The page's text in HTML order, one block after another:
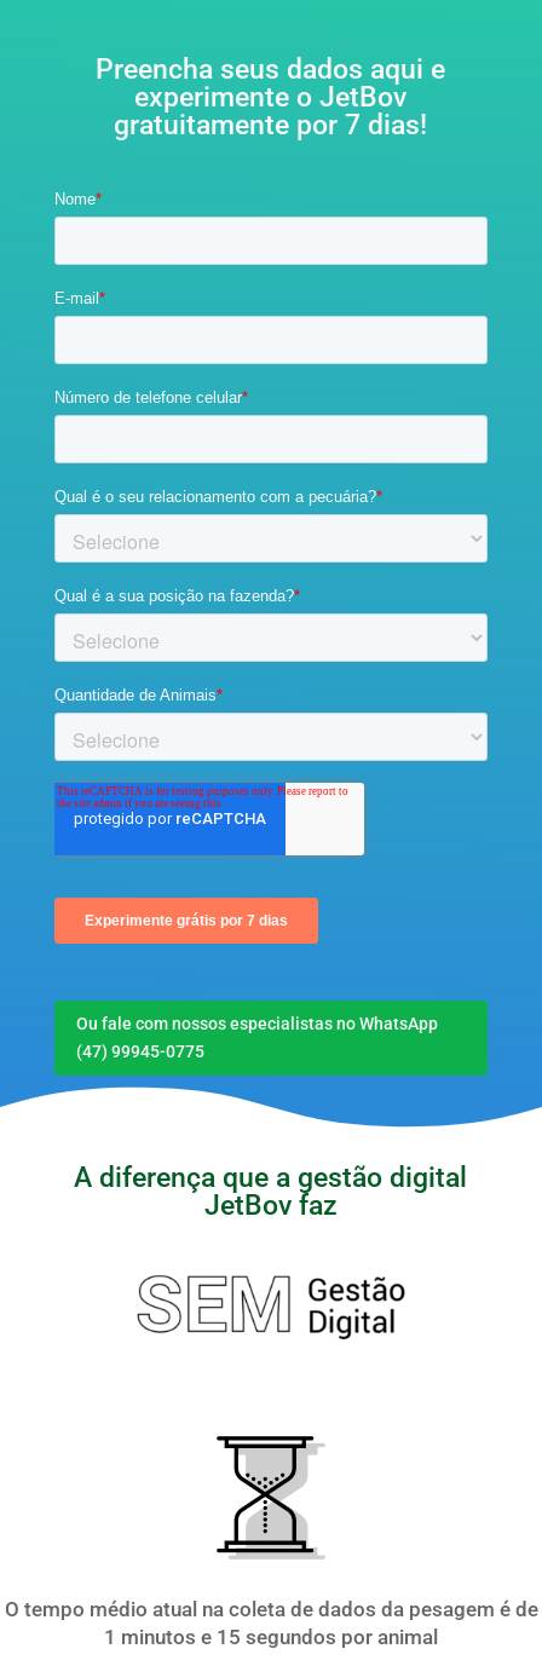
Preencha seus dados aqui e
experimente o JetBov
gratuitamente por 7 dias!
Ou fale com nossos especialistas no WhatsApp
(47) 99945-0775
A diferença que a gestão digital
JetBov faz
O tempo médio atual na coleta de dados da pesagem é de
1 minutos e 15 segundos por animal